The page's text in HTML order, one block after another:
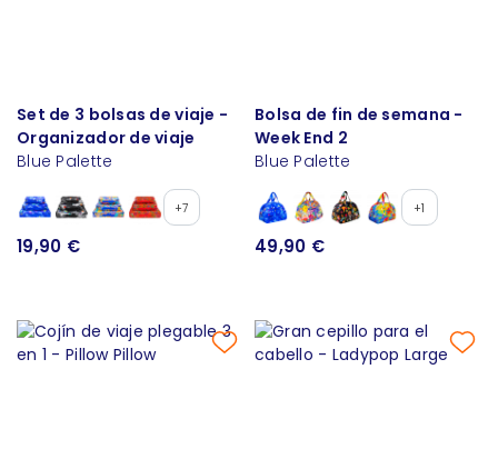
Set de 3 bolsas de viaje -
Organizador de viaje
Blue Palette
+7
19,90 €
Bolsa de fin de semana -
Week End 2
Blue Palette
+1
49,90 €